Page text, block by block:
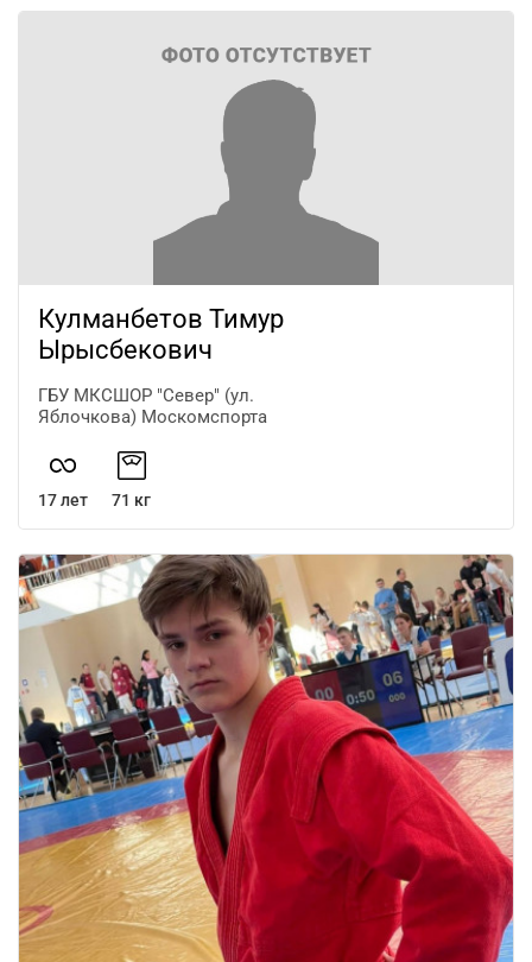
Кулманбетов Тимур
Ырысбекович
ГБУ МКСШОР "Север" (ул.
Яблочкова) Москомспорта
17 лет 71 кг